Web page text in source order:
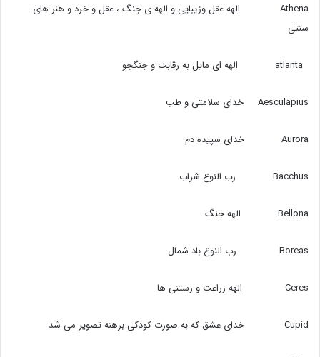
Athena الهه عقل وزیبایی و الهه ی جنگ ، عقل و خرد و هنر های
سنتی
Aesculapius خدای سلامتی و طب
Aurora خدای سپیده دم
Bacchus رب النوع شراب
Bellona الهه جنگ
Boreas رب النوع باد شمال
Ceres الهه زراعت و رستنی ها
Cupid خدای عشق که به صورت کودکی برهنه تصویر می شد